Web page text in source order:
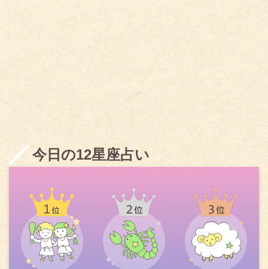
今日の12星座占い